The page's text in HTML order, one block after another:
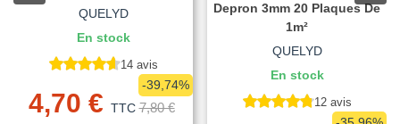
QUELYD
En stock
14 avis
4,70 € TTC 7,80 €
-39,74%
Depron 3mm 20 Plaques De
1m²
QUELYD
En stock
12 avis